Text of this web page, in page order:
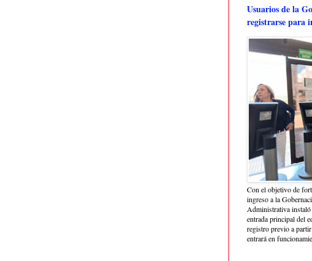
Usuarios de la
registrarse para
Con el objetivo de
ingreso a la
Administrativa instaló
entrada principal del
registro previo a
entrará en